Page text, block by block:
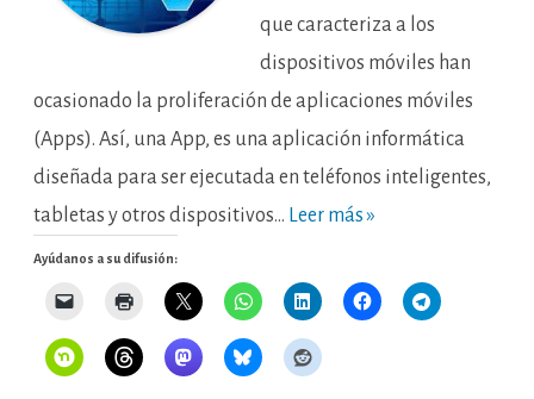
que caracteriza a los
dispositivos móviles han
ocasionado la proliferación de aplicaciones móviles
(Apps). Así, una App, es una aplicación informática
diseñada para ser ejecutada en teléfonos inteligentes,
tabletas y otros dispositivos… Leer más »
Ayúdanos a su difusión: